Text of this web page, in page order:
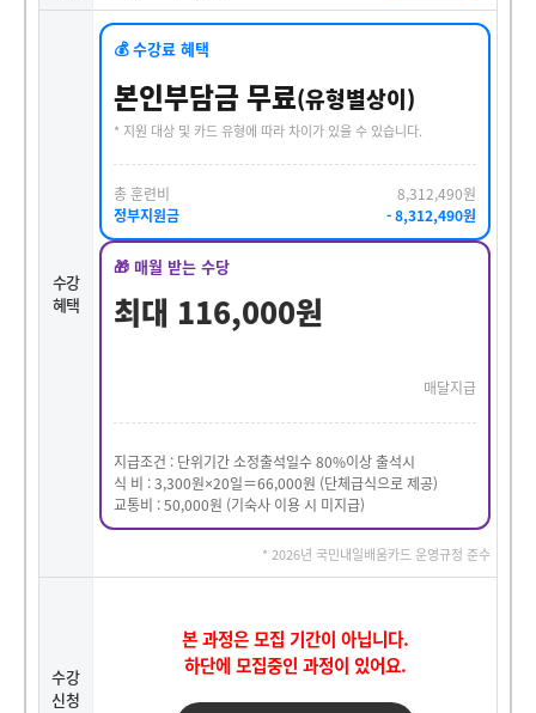
수강
혜택
💰 수강료 혜택
본인부담금 무료(유형별상이)
* 지원 대상 및 카드 유형에 따라 차이가 있을 수 있습니다.
총 훈련비
8,312,490원
정부지원금
- 8,312,490원
🎁 매월 받는 수당
최대 116,000원
매달지급
지급조건 : 단위기간 소정출석일수 80%이상 출석시
식 비 : 3,300원×20일＝66,000원 (단체급식으로 제공)
교통비 : 50,000원 (기숙사 이용 시 미지급)
* 2026년 국민내일배움카드 운영규정 준수
수강
신청
본 과정은 모집 기간이 아닙니다.
하단에 모집중인 과정이 있어요.